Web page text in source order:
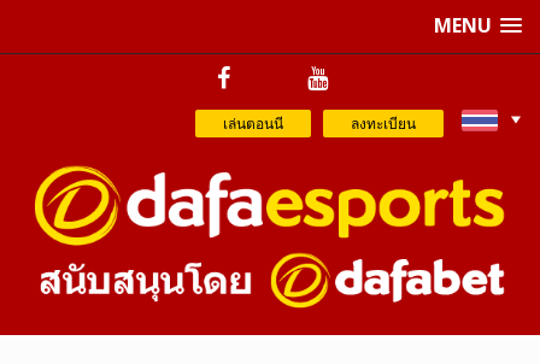
MENU
เล่นตอนนี ลงทะเบียน